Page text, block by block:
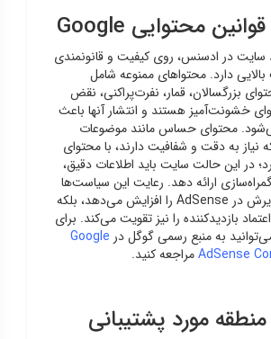
سایت در ادسنس، روی کیفیت و قانونمندی
دارد. محتواهای ممنوعه شامل
بزرگسالان، قمار، نفرت‌پراکنی، نقض
خشونت‌آمیز هستند و انتشار آنها باعث
محتوای حساس مانند موضوعات
نیاز به دقت و شفافیت دارند، با محتوای
در این حالت سایت باید اطلاعات دقیق،
ارائه دهد. رعایت این سیاست‌ها
نه‌تنها شانس پذیرش در AdSense را افزایش می‌دهد، بلکه
بازدیدکننده را نیز تقویت می‌کند. برای
به منبع رسمی گوگل در Google
AdSenseمراجعه کنید.